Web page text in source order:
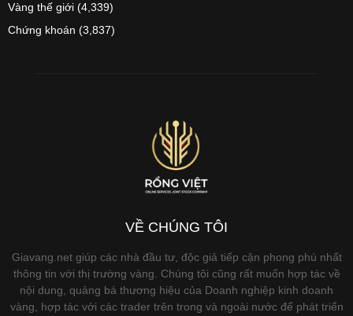
Vàng thế giới (4,339)
Chứng khoán (3,837)
VỀ CHÚNG TÔI
Giavang.net giúp các nhà đầu tư, độc giả tiếp cận phong phú nhất
thông tin với thị trường vàng. Chúng tôi cũng rất muốn hợp tác về
nội dung, quảng bá thương hiệu của Doanh nghiệp kinh doanh
vàng, hợp tác với các trader trên trong và ngoài nước để phát triển